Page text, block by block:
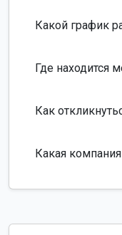
Какой график
Где находится
Как
Какая